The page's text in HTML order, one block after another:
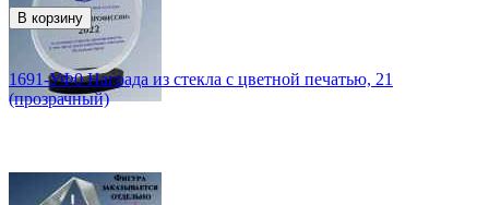
В корзину
1691-УФ0 Награда из стекла с цветной печатью, 21
(прозрачный)